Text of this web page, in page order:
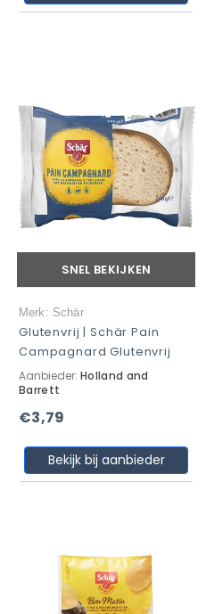
SNEL BEKIJKEN
Merk: Schär
Glutenvrij | Schär Pain
Campagnard Glutenvrij
Aanbieder: Holland and
Barrett
€3,79
Bekijk bij aanbieder